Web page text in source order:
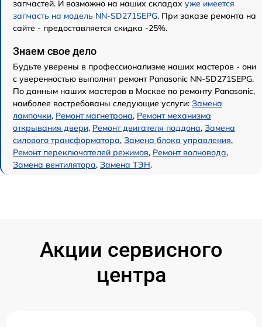
запчастей. И возможно на наших складах уже имеется
запчасть на модель NN-SD271SEPG. При заказе ремонта на
сайте - предоставляется скидка -25%.
Знаем свое дело
Будьте уверены в профессионализме наших мастеров - они
с уверенностью выполнят ремонт Panasonic NN-SD271SEPG.
По данным наших мастеров в Москве по ремонту Panasonic,
наиболее востребованы следующие услуги: Замена
лампочки, Ремонт магнетрона, Ремонт механизма
открывания двери, Ремонт двигателя поддона, Замена
силового трансформатора, Замена блока управления,
Ремонт переключателей режимов, Ремонт волновода,
Замена вентилятора, Замена ТЭН.
Акции сервисного
центра